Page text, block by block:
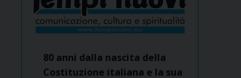
80 anni dalla nascita della
Costituzione italiana e la sua